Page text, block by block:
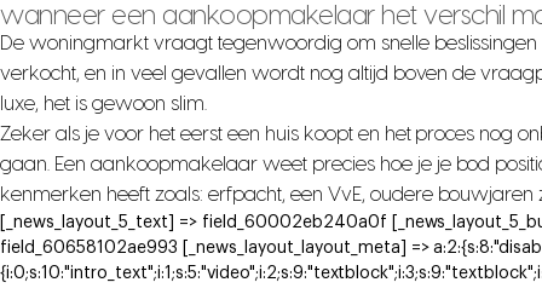
wanneer een aankoopmakelaar het verschil
De woningmarkt vraagt tegenwoordig om snelle
verkocht, en in veel gevallen wordt nog altijd boven de
luxe, het is gewoon slim.
Zeker als je voor het eerst een huis koopt en het proces nog
gaan. Een aankoopmakelaar weet precies hoe je je bod
kenmerken heeft zoals: erfpacht, een VvE, oudere
[_news_layout_5_text] => field_60002eb240a0f
field_60658102ae993 [_news_layout_layout_meta] =>